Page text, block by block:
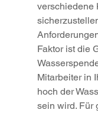
verschiedene
Faktor ist die
Mitarbeiter in
hoch der
sein wird. Für